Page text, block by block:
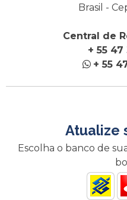
Brasil -
Central de
+ 55 47
+ 55
Atualize
Escolha o banco de